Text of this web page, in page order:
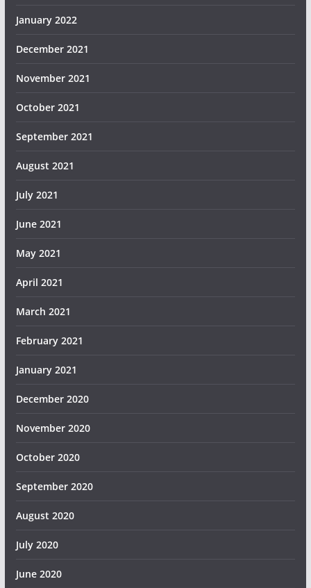
January 2022
December 2021
November 2021
October 2021
September 2021
August 2021
July 2021
June 2021
May 2021
April 2021
March 2021
February 2021
January 2021
December 2020
November 2020
October 2020
September 2020
August 2020
July 2020
June 2020